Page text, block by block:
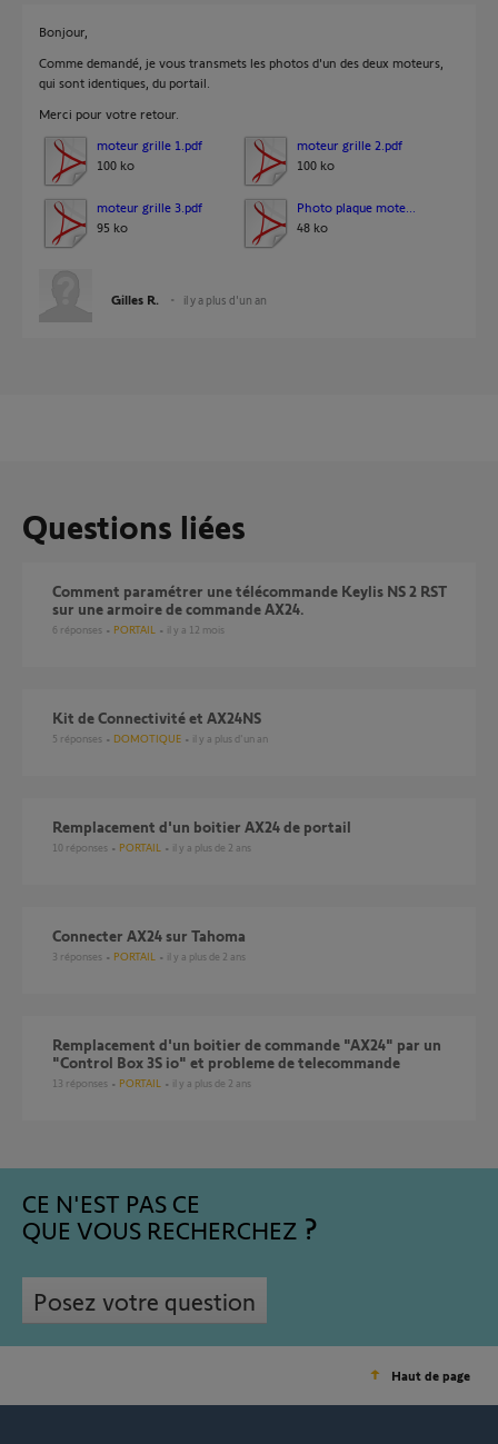
Bonjour,
Comme demandé, je vous transmets les photos d'un des deux moteurs,
qui sont identiques, du portail.
Merci pour votre retour.
moteur grille 1.pdf
100 ko
moteur grille 2.pdf
100 ko
moteur grille 3.pdf
95 ko
Photo plaque mote...
48 ko
Gilles R. il y a plus d'un an
Questions liées
Comment paramétrer une télécommande Keylis NS 2 RST
sur une armoire de commande AX24.
6 réponses PORTAIL il y a 12 mois
Kit de Connectivité et AX24NS
5 réponses DOMOTIQUE il y a plus d'un an
Remplacement d'un boitier AX24 de portail
10 réponses PORTAIL il y a plus de 2 ans
connecter AX24 sur Tahoma
3 réponses PORTAIL il y a plus de 2 ans
Remplacement d'un boitier de commande "AX24" par un
"Control Box 3S io" et probleme de telecommande
13 réponses PORTAIL il y a plus de 2 ans
CE N'EST PAS CE
QUE VOUS RECHERCHEZ
Posez votre question
Haut de page